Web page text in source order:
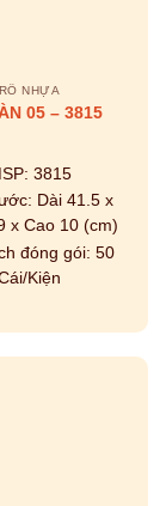
RỔ NHỰA
05 – 3815
3815
Dài 41.5 x
x Cao 10 (cm)
đóng gói: 50
Kiện